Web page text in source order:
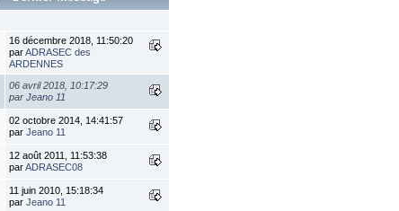
16 décembre 2018, 11:50:20
parADRASEC des
ARDENNES
06 avril 2018, 10:17:29
parJeano 11
02 octobre 2014, 14:41:57
parJeano 11
12 août 2011, 11:53:38
parADRASEC08
11 juin 2010, 15:18:34
parJeano 11